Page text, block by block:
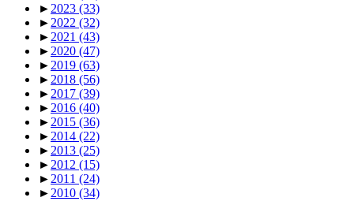
►2023 (33)
►2022 (32)
►2021 (43)
►2020 (47)
►2019 (63)
►2018 (56)
►2017 (39)
►2016 (40)
►2015 (36)
►2014 (22)
►2013 (25)
►2012 (15)
►2011 (24)
►2010 (34)